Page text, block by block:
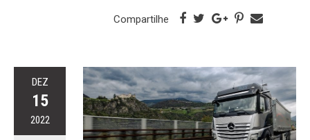
Compartilhe
DEZ
15
2022